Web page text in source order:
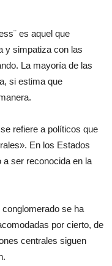
es aquel que
y simpatiza con las
La mayoría de las
si estima que
refiere a políticos que
En los Estados
ser reconocida en la
se ha
por cierto, de
centrales siguen